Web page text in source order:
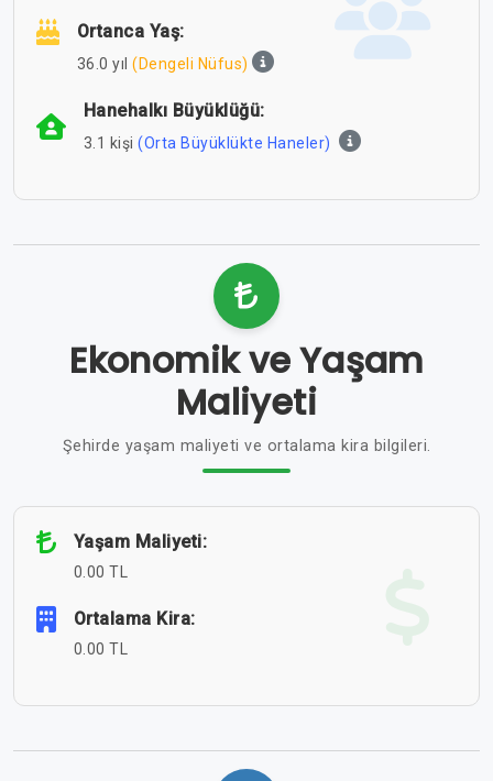
Ortanca Yaş:
36.0 yıl (Dengeli Nüfus)
Hanehalkı Büyüklüğü:
3.1 kişi (Orta Büyüklükte Haneler)
Ekonomik ve Yaşam
Maliyeti
Şehirde yaşam maliyeti ve ortalama kira bilgileri.
Yaşam Maliyeti:
0.00 TL
Ortalama Kira:
0.00 TL